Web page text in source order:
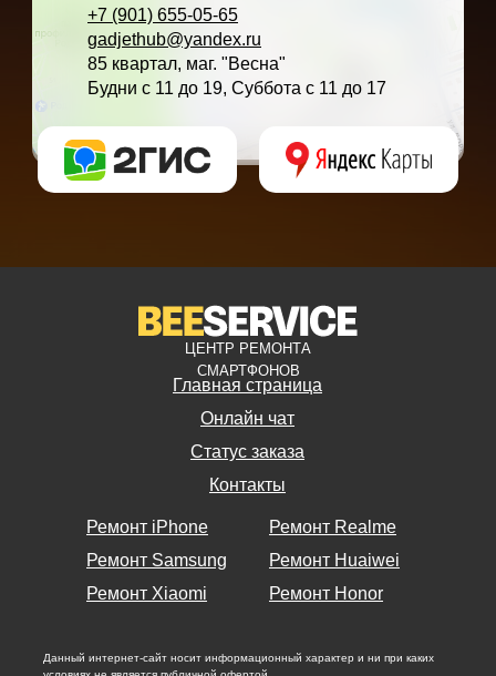
+7 (901) 655-05-65
gadjethub@yandex.ru
85 квартал, маг. "Весна"
Будни с 11 до 19, Суббота с 11 до 17
Главная страница
Контакты
Статус заказа
Ремонт iPhone
Ремонт Samsung
Ремонт Xiaomi
Ремонт Realme
Ремонт Huaiwei
Ремонт Honor
* - время ремонта может меняться в зависимости от модели устройства
Данный интернет-сайт носит информационный характер и ни при каких
Онлайн чат
ЦЕНТР РЕМОНТА
СМАРТФОНОВ